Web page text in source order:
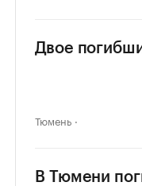
Двое
Тюмень
В Тюмени